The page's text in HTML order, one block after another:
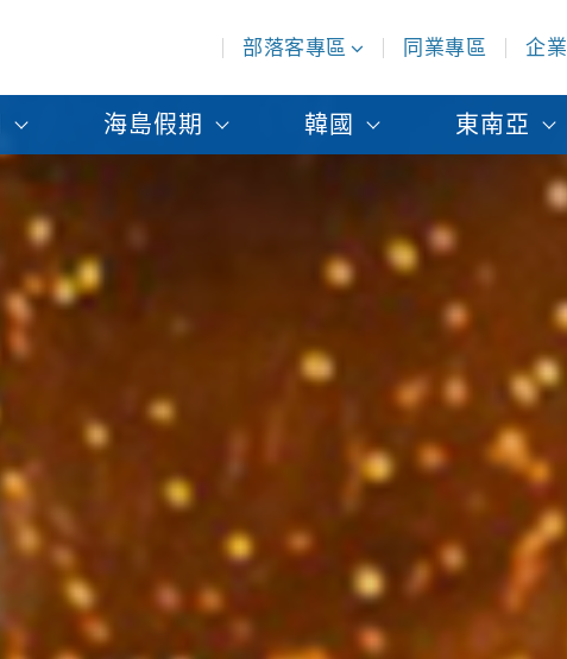
部落客專區 同業專區 企
海島假期 韓國 東南亞